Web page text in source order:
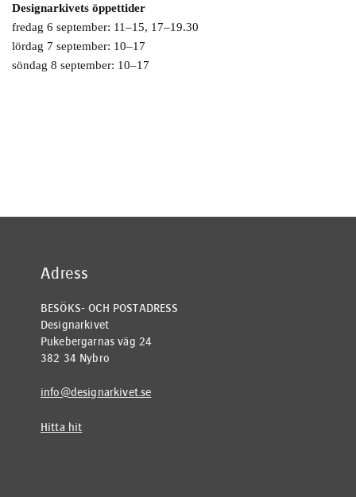
Designarkivets öppettider
fredag 6 september: 11–15, 17–19.30
lördag 7 september: 10–17
söndag 8 september: 10–17
Adress
BESÖKS- OCH POSTADRESS
Designarkivet
Pukebergarnas väg 24
382 34 Nybro
info@designarkivet.se
Hitta hit